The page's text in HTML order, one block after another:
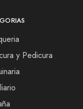
y Pedicura